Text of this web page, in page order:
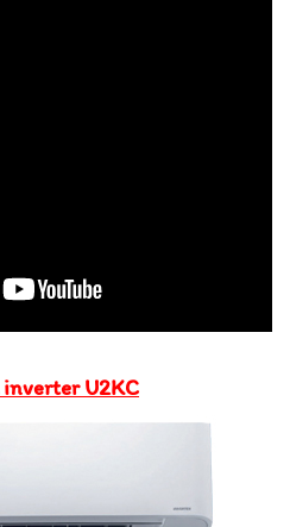
inverter U2KC